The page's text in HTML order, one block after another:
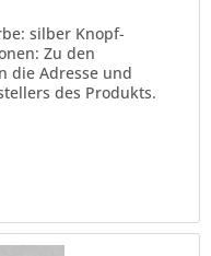
silber Knopf-
Zu den
die Adresse und
des Produkts.